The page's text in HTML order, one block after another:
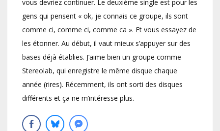
vous devriez continuer. Le deuxième single est pour les
gens qui pensent « ok, je connais ce groupe, ils sont
comme ci, comme ci, comme ca ». Et vous essayez de
les étonner. Au début, il vaut mieux s’appuyer sur des
bases déjà établies. J’aime bien un groupe comme
Stereolab, qui enregistre le même disque chaque
année (rires). Récemment, ils ont sorti des disques
différents et ça ne m’intéresse plus.